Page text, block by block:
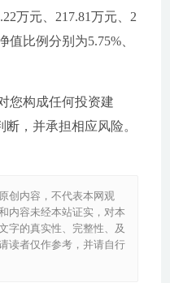
万元、217.81万元、2
值比例分别为5.75%、
您构成任何投资建
，并承担相应风险。
创内容，不代表本网观
内容未经本站证实，对本
字的真实性、完整性、及
读者仅作参考，并请自行